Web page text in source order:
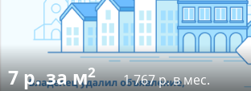
7 р. за м2 1 767 р. в мес.